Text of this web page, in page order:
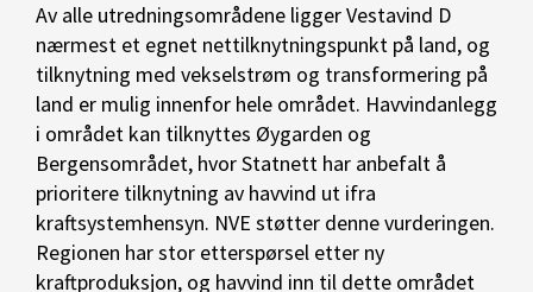
Av alle utredningsområdene ligger Vestavind D
nærmest et egnet nettilknytningspunkt på land, og
tilknytning med vekselstrøm og transformering på
land er mulig innenfor hele området. Havvindanlegg
i området kan tilknyttes Øygarden og
Bergensområdet, hvor Statnett har anbefalt å
prioritere tilknytning av havvind ut ifra
kraftsystemhensyn. NVE støtter denne vurderingen.
Regionen har stor etterspørsel etter ny
kraftproduksjon, og havvind inn til dette området